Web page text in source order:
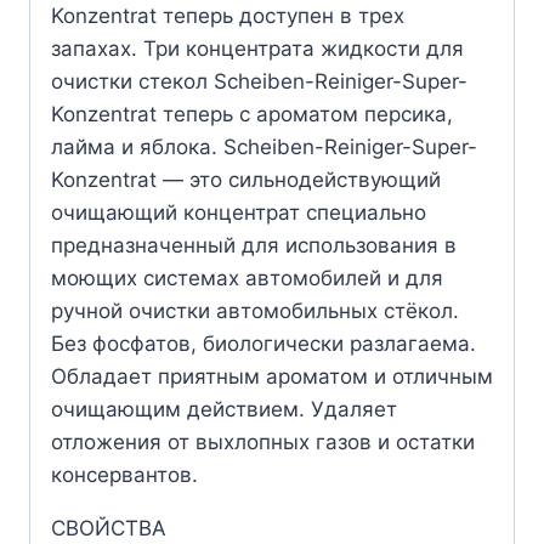
Konzentrat теперь доступен в трех
запахах. Три концентрата жидкости для
очистки стекол Scheiben-Reiniger-Super-
Konzentrat теперь с ароматом персика,
лайма и яблока. Scheiben-Reiniger-Super-
Konzentrat — это сильнодействующий
очищающий концентрат специально
предназначенный для использования в
моющих системах автомобилей и для
ручной очистки автомобильных стёкол.
Без фосфатов, биологически разлагаема.
Обладает приятным ароматом и отличным
очищающим действием. Удаляет
отложения от выхлопных газов и остатки
консервантов.
СВОЙСТВА